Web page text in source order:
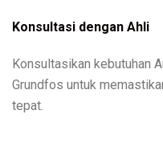
Konsultasi dengan Ahli
Konsultasikan kebutuhan
Grundfos untuk
tepat.